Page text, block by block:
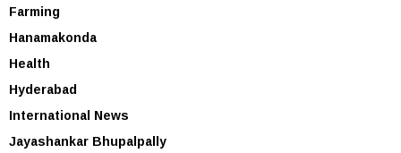
Farming
Hanamakonda
Health
Hyderabad
International News
Jayashankar Bhupalpally